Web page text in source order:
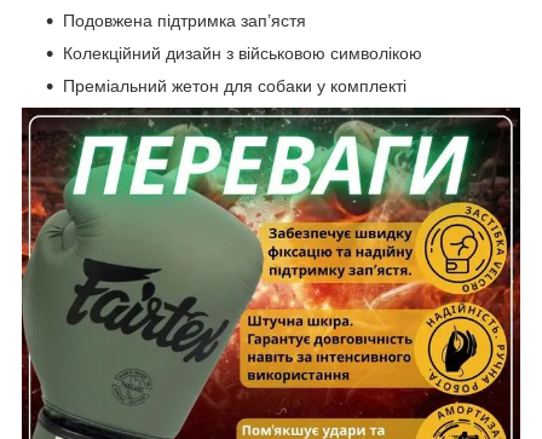
Подовжена підтримка зап’ястя
Колекційний дизайн з військовою символікою
Преміальний жетон для собаки у комплекті